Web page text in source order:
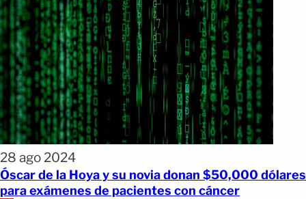
28 ago 2024
Óscar de la Hoya y su novia donan $50,000 dólares
para exámenes de pacientes con cáncer